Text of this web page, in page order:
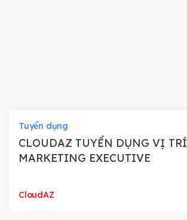
Tuyển dụng
CLOUDAZ TUYỂN DỤNG VỊ TRÍ
MARKETING EXECUTIVE
CloudAZ